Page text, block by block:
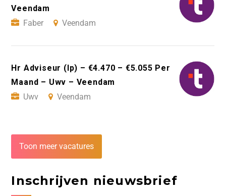
Veendam
Faber
Veendam
Hr Adviseur (Ip) – €4.470 – €5.055 Per
Maand – Uwv – Veendam
Uwv
Veendam
Toon meer vacatures
Inschrijven nieuwsbrief